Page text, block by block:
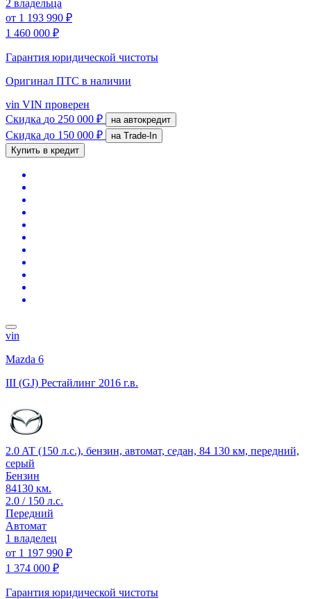
2 владельца
от 1 193 990 ₽
1 460 000 ₽
Гарантия юридической чистоты
Оригинал ПТС в наличии
vin VIN проверен
Скидка до 250 000 ₽ на автокредит
Скидка до 150 000 ₽
на Trade-In
Купить в кредит
vin
Mazda 6
III (GJ) Рестайлинг 2016 г.в.
2.0 AT (150 л.с.), бензин, автомат, седан, 84 130 км, передний,
серый
Бензин
84130 км.
2.0 / 150 л.с.
Передний
Автомат
1 владелец
от 1 197 990 ₽
1 374 000 ₽
Гарантия юридической чистоты